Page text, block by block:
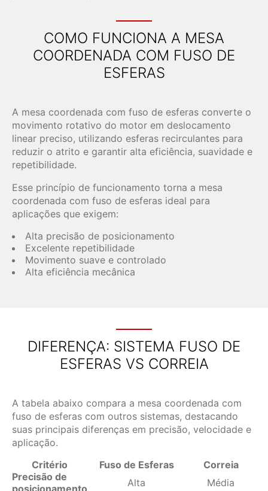
COMO FUNCIONA A MESA
COORDENADA COM FUSO DE
ESFERAS
A mesa coordenada com fuso de esferas converte o
movimento rotativo do motor em deslocamento
linear preciso, utilizando esferas recirculantes para
reduzir o atrito e garantir alta eficiência, suavidade e
repetibilidade.
Esse princípio de funcionamento torna a mesa
coordenada com fuso de esferas ideal para
aplicações que exigem:
Alta precisão de posicionamento
Excelente repetibilidade
Movimento suave e controlado
Alta eficiência mecânica
DIFERENÇA: SISTEMA FUSO DE
ESFERAS VS CORREIA
A tabela abaixo compara a mesa coordenada com
fuso de esferas com outros sistemas, destacando
suas principais diferenças em precisão, velocidade e
aplicação.
Critério
Fuso de Esferas
Correia
Precisão de
posicionamento
Alta Média